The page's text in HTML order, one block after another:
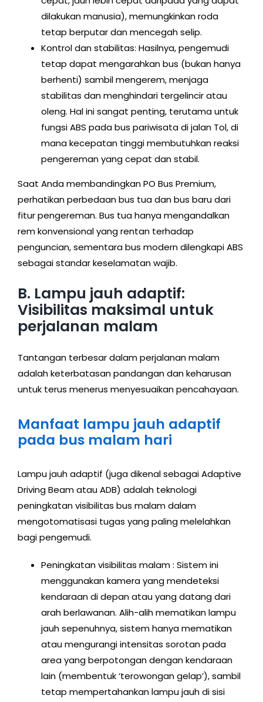
dilakukan manusia), memungkinkan roda
tetap berputar dan mencegah selip.
Kontrol dan stabilitas: Hasilnya, pengemudi
tetap dapat mengarahkan bus (bukan hanya
berhenti) sambil mengerem, menjaga
stabilitas dan menghindari tergelincir atau
oleng. Hal ini sangat penting, terutama untuk
fungsi ABS pada bus pariwisata di jalan Tol, di
mana kecepatan tinggi membutuhkan reaksi
pengereman yang cepat dan stabil.
Saat Anda membandingkan PO Bus Premium,
perhatikan perbedaan bus tua dan bus baru dari
fitur pengereman. Bus tua hanya mengandalkan
rem konvensional yang rentan terhadap
penguncian, sementara bus modern dilengkapi ABS
sebagai standar keselamatan wajib.
B. Lampu jauh adaptif:
Visibilitas maksimal untuk
perjalanan malam
Tantangan terbesar dalam perjalanan malam
adalah keterbatasan pandangan dan keharusan
untuk terus menerus menyesuaikan pencahayaan.
Manfaat lampu jauh adaptif
pada bus malam hari
Lampu jauh adaptif (juga dikenal sebagai Adaptive
Driving Beam atau ADB) adalah teknologi
peningkatan visibilitas bus malam dalam
mengotomatisasi tugas yang paling melelahkan
bagi pengemudi.
Peningkatan visibilitas malam : Sistem ini
menggunakan kamera yang mendeteksi
kendaraan di depan atau yang datang dari
arah berlawanan. Alih-alih mematikan lampu
jauh sepenuhnya, sistem hanya mematikan
atau mengurangi intensitas sorotan pada
area yang berpotongan dengan kendaraan
lain (membentuk ‘terowongan gelap’), sambil
tetap mempertahankan lampu jauh di sisi